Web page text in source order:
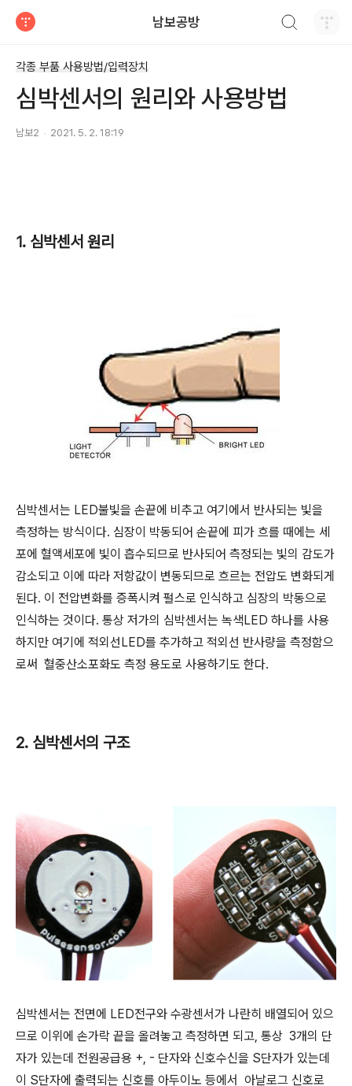
남보공방
각종 부품 사용방법/입력장치
심박센서의 원리와 사용방법
남보2 2021. 5. 2. 18:19
1. 심박센서 원리
심박센서는 LED불빛을 손끝에 비추고 여기에서 반사되는 빛을
측정하는 방식이다. 심장이 박동되어 손끝에 피가 흐를 때에는 세
포에 혈액세포에 빛이 흡수되므로 반사되어 측정되는 빛의 감도가
감소되고 이에 따라 저항값이 변동되므로 흐르는 전압도 변화되게
된다. 이 전압변화를 증폭시켜 펄스로 인식하고 심장의 박동으로
인식하는 것이다. 통상 저가의 심박센서는 녹색LED 하나를 사용
하지만 여기에 적외선LED를 추가하고 적외선 반사량을 측정함으
로써 혈중산소포화도 측정 용도로 사용하기도 한다.
2. 심박센서의 구조
심박센서는 전면에 LED전구와 수광센서가 나란히 배열되어 있으
므로 이위에 손가락 끝을 올려놓고 측정하면 되고, 통상 3개의 단
자가 있는데 전원공급용 +, - 단자와 신호수신을 S단자가 있는데
이 S단자에 출력되는 신호를 아두이노 등에서 아날로그 신호로